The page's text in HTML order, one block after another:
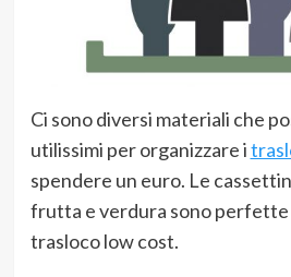
Ci sono diversi materiali che
utilissimi per organizzare i
spendere un euro. Le
frutta e verdura sono perfette
trasloco low cost.